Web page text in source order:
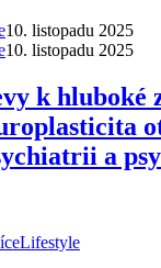
10. listopadu 2025
10. listopadu 2025
k hluboké
a
Lifestyle